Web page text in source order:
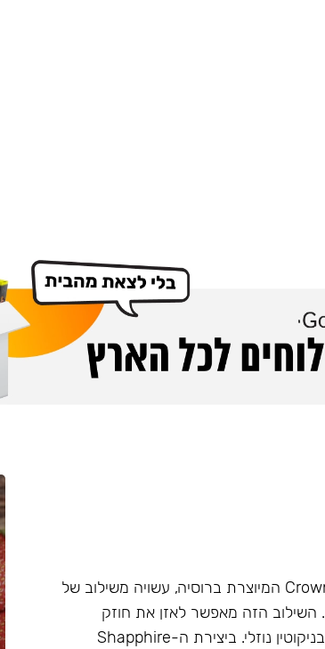
תערובת טבק לנרגילה מאת המותג Crown המיוצרת ברוסיה, עשויה משילוב של
עלי Vriginia עם שני סוגי עלי Burley. השילוב הזה מאפשר לאזן את חוזק
התערובת בצורה טבעית, ללא שימוש בניקוטין נוזלי. ביצירת ה-Shapphire